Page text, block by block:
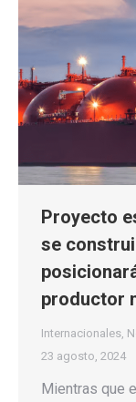
Proyecto
se
productor
Internacionales,
23 agosto, 2024
Mientras que